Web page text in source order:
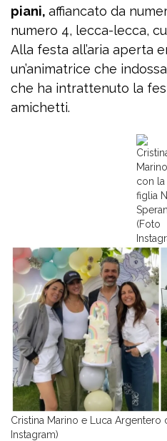
piani, affiancato da
numero 4, lecca-lecca,
Alla festa all’aria aperta
un’animatrice che
che ha intrattenuto la
amichetti.
Marino
con la
figlia
(Foto
Cristina Marino e Luca Argentero
Instagram)